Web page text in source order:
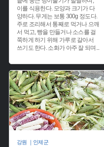
이를 식용한다. 모양과 크기가 다
양하다. 무게는 보통 300g 정도다.
주로 조리해서 통째로 먹거나 으깨
서 먹고, 빵을 만들거나 소스를 걸
쭉하게 하기 위해 가루로 갈아서
쓰기도 한다. 소화가 아주 잘 되며 ...
강원 ｜인제군